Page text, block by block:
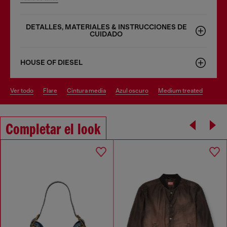
DETALLES, MATERIALES & INSTRUCCIONES DE
CUIDADO
HOUSE OF DIESEL
ver todo flare cintura media azul oscuro medium treated
Completar el look